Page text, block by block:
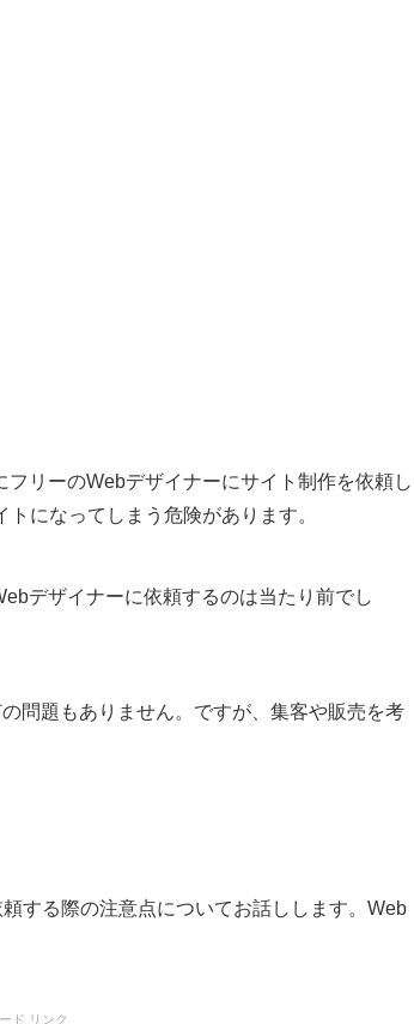
になってしまう危険があります。
デザイナーに依頼するのは当たり前でし
問題もありません。ですが、集客や販売を考
する際の注意点についてお話しします。Web
ド リンク